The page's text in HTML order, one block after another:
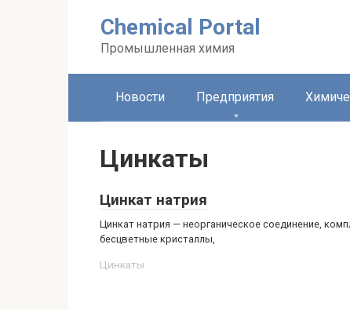
Chemical Portal
Промышленная химия
Новости Предприятия
Цинкаты
Цинкат натрия
Цинкат натрия — неорганическое соединение,
бесцветные кристаллы,
Цинкаты